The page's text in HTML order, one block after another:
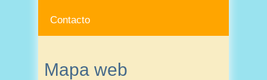
Contacto
Mapa web